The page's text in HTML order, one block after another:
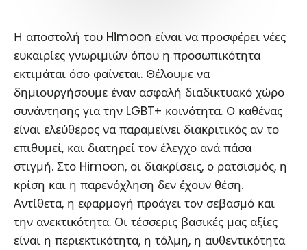
Η αποστολή του Himoon είναι να προσφέρει νέες
ευκαιρίες γνωριμιών όπου η προσωπικότητα
εκτιμάται όσο φαίνεται. Θέλουμε να
δημιουργήσουμε έναν ασφαλή διαδικτυακό χώρο
συνάντησης για την LGBT+ κοινότητα. Ο καθένας
είναι ελεύθερος να παραμείνει διακριτικός αν το
επιθυμεί, και διατηρεί τον έλεγχο ανά πάσα
στιγμή. Στο Himoon, οι διακρίσεις, ο ρατσισμός, η
κρίση και η παρενόχληση δεν έχουν θέση.
Αντίθετα, η εφαρμογή προάγει τον σεβασμό και
την ανεκτικότητα. Οι τέσσερις βασικές μας αξίες
είναι η περιεκτικότητα, η τόλμη, η αυθεντικότητα